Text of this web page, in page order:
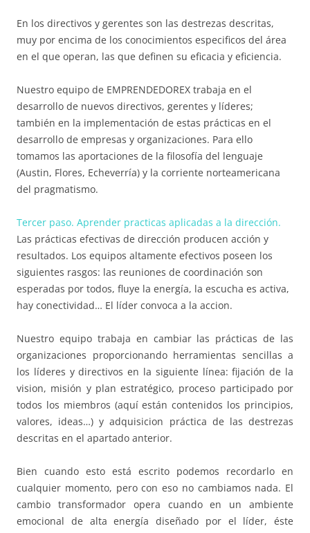
En los directivos y gerentes son las destrezas descritas,
muy por encima de los conocimientos especificos del área
en el que operan, las que definen su eficacia y eficiencia.
Nuestro equipo de EMPRENDEDOREX trabaja en el
desarrollo de nuevos directivos, gerentes y líderes;
también en la implementación de estas prácticas en el
desarrollo de empresas y organizaciones. Para ello
tomamos las aportaciones de la filosofía del lenguaje
(Austin, Flores, Echeverría) y la corriente norteamericana
del pragmatismo.
Tercer paso. Aprender practicas aplicadas a la dirección.
Las prácticas efectivas de dirección producen acción y
resultados. Los equipos altamente efectivos poseen los
siguientes rasgos: las reuniones de coordinación son
esperadas por todos, fluye la energía, la escucha es activa,
hay conectividad… El líder convoca a la accion.
Nuestro equipo trabaja en cambiar las prácticas de las
organizaciones proporcionando herramientas sencillas a
los líderes y directivos en la siguiente línea: fijación de la
vision, misión y plan estratégico, proceso participado por
todos los miembros (aquí están contenidos los principios,
valores, ideas…) y adquisicion práctica de las destrezas
descritas en el apartado anterior.
Bien cuando esto está escrito podemos recordarlo en
cualquier momento, pero con eso no cambiamos nada. El
cambio transformador opera cuando en un ambiente
emocional de alta energía diseñado por el líder, éste